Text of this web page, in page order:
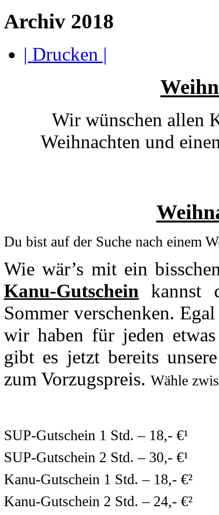
Archiv 2018
| Drucken |
Wir wünschen allen
Weihnachten und
Du bist auf der Suche nach einem
Wie wär’s mit ein
Kanu-Gutschein kannst
Sommer verschenken.
wir haben für jeden
gibt es jetzt bereits
zum Vorzugspreis. Wähle
SUP-Gutschein 1 Std. – 18,- €¹
SUP-Gutschein 2 Std. – 30,- €¹
Kanu-Gutschein 1 Std. – 18,- €²
Kanu-Gutschein 2 Std. – 24,- €²